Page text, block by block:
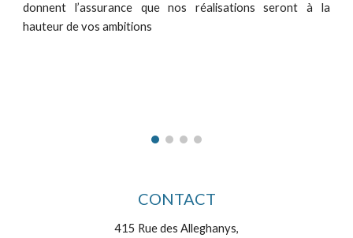
donnent l’assurance que nos réalisations seront à la
hauteur de vos ambitions
CONTACT
415 Rue des Alleghanys,